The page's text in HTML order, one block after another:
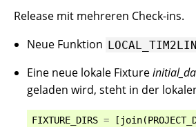
Release mit mehreren Check-ins.
Neue Funktion
Eine neue lokale Fixture
geladen wird, steht in der
FIXTURE_DIRS = [ join(